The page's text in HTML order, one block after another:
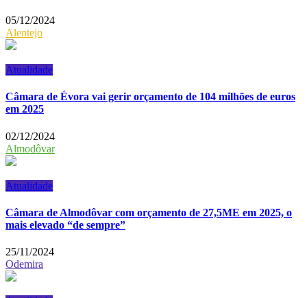
05/12/2024
Alentejo
Atualidade
Câmara de Évora vai gerir orçamento de 104 milhões de euros
em 2025
02/12/2024
Almodôvar
Atualidade
Câmara de Almodôvar com orçamento de 27,5ME em 2025, o
mais elevado “de sempre”
25/11/2024
Odemira